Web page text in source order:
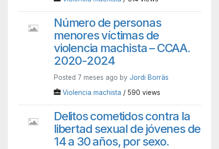
Número de personas
menores víctimas de
violencia machista – CCAA.
2020-2024
Posted 7 meses ago by Jordi Borràs
Violencia machista / 590 views
Delitos cometidos contra la
libertad sexual de jóvenes de
14 a 30 años, por sexo.